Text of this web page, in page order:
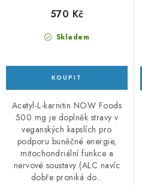
Skladem
570 Kč
Acetyl-L-karnitin NOW Foods
500 mg je doplněk stravy v
veganských kapslích pro
podporu buněčné energie,
mitochondriální funkce a
nervové soustavy (ALC navíc
dobře proniká do...